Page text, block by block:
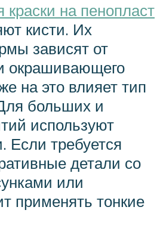
на пенопласт
кисти. Их
зависят от
окрашивающего
на это влияет тип
больших и
используют
Если требуется
детали со
или
применять тонкие